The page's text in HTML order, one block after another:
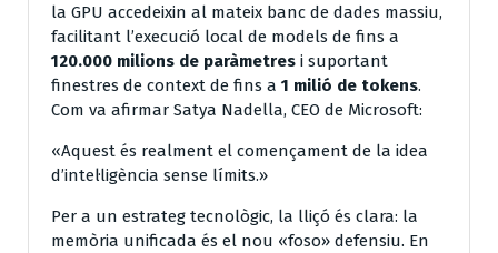
la GPU accedeixin al mateix banc de dades massiu,
facilitant l’execució local de models de fins a
120.000 milions de paràmetres i suportant
finestres de context de fins a 1 milió de tokens.
Com va afirmar Satya Nadella, CEO de Microsoft:
«Aquest és realment el començament de la idea
d’intel·ligència sense límits.»
Per a un estrateg tecnològic, la lliçó és clara: la
memòria unificada és el nou «foso» defensiu. En